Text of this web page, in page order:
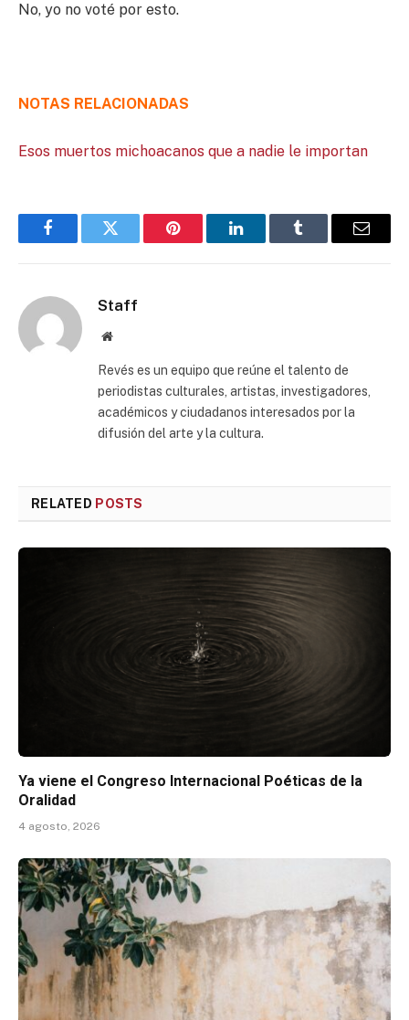
No, yo no voté por esto.
NOTAS RELACIONADAS
Esos muertos michoacanos que a nadie le importan
FacebookTwitter Pinterest LinkedInTumblr Email
Staff
Website
Revés es un equipo que reúne el talento de
periodistas culturales, artistas, investigadores,
académicos y ciudadanos interesados por la
difusión del arte y la cultura.
RELATED POSTS
Ya viene el Congreso Internacional Poéticas de la
Oralidad
4 agosto, 2026